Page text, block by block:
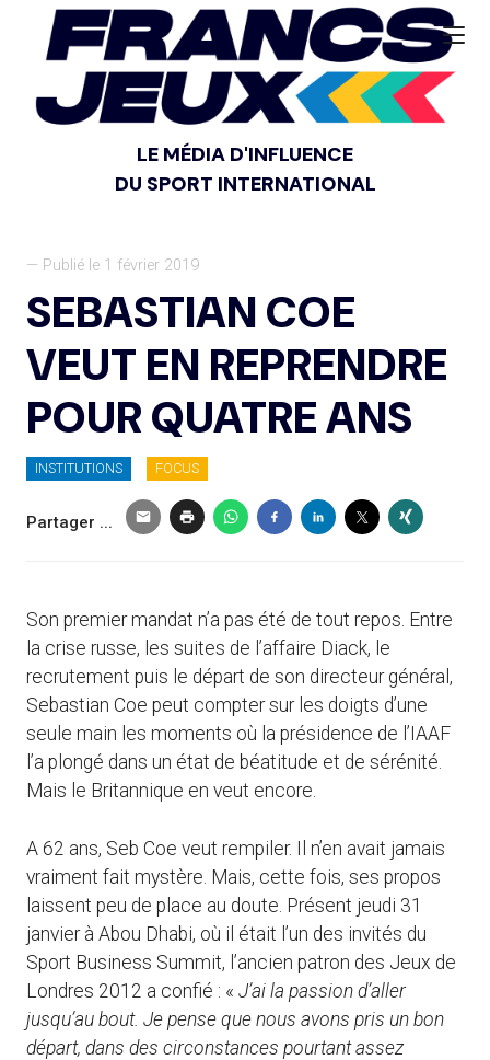
LE MÉDIA D'INFLUENCE
DU SPORT INTERNATIONAL
— Publié le 1 février 2019
SEBASTIAN COE
VEUT EN REPRENDRE
POUR QUATRE ANS
INSTITUTIONS FOCUS
Partager ...
Son premier mandat n’a pas été de tout repos. Entre
la crise russe, les suites de l’affaire Diack, le
recrutement puis le départ de son directeur général,
Sebastian Coe peut compter sur les doigts d’une
seule main les moments où la présidence de l’IAAF
l’a plongé dans un état de béatitude et de sérénité.
Mais le Britannique en veut encore.
A 62 ans, Seb Coe veut rempiler. Il n’en avait jamais
vraiment fait mystère. Mais, cette fois, ses propos
laissent peu de place au doute. Présent jeudi 31
janvier à Abou Dhabi, où il était l’un des invités du
Sport Business Summit, l’ancien patron des Jeux de
Londres 2012 a confié : « J’ai la passion d’aller
jusqu’au bout. Je pense que nous avons pris un bon
départ, dans des circonstances pourtant assez